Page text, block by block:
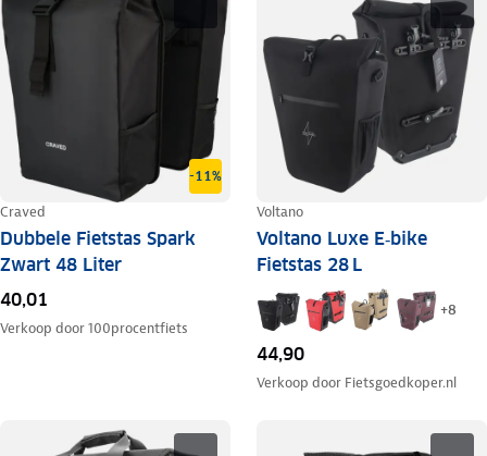
-11%
Craved
Dubbele Fietstas Spark
Zwart 48 Liter
40,01
Verkoop door100procentfiets
Voltano
Voltano Luxe E‑bike
Fietstas 28 L
+8
44,90
Verkoop door Fietsgoedkoper.nl